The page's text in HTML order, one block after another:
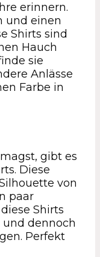
erinnern.
und einen
Shirts sind
Hauch
sie
Anlässe
Farbe in
gibt es
Diese
von
paar
Shirts
dennoch
Perfekt